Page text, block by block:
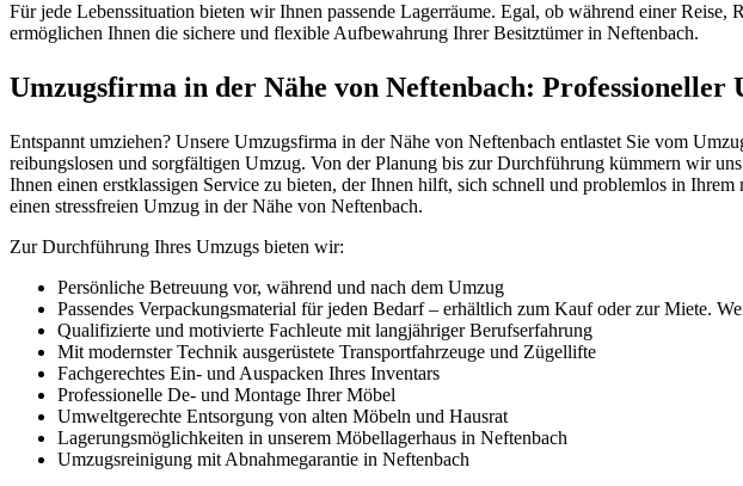
Für jede Lebenssituation bieten wir Ihnen passende Lagerräume. Egal, ob während einer
ermöglichen Ihnen die sichere und flexible Aufbewahrung Ihrer Besitztümer in Neftenbach.
Umzugsfirma in der Nähe von Neftenbach: Professioneller
Entspannt umziehen? Unsere Umzugsfirma in der Nähe von Neftenbach entlastet Sie vom
reibungslosen und sorgfältigen Umzug. Von der Planung bis zur Durchführung kümmern wir
Ihnen einen erstklassigen Service zu bieten, der Ihnen hilft, sich schnell und problemlos in
einen stressfreien Umzug in der Nähe von Neftenbach.
Zur Durchführung Ihres Umzugs bieten wir:
Persönliche Betreuung vor, während und nach dem Umzug
Passendes Verpackungsmaterial für jeden Bedarf – erhältlich zum Kauf oder zur Miete.
Qualifizierte und motivierte Fachleute mit langjähriger Berufserfahrung
Mit modernster Technik ausgerüstete Transportfahrzeuge und Zügellifte
Fachgerechtes Ein- und Auspacken Ihres Inventars
Professionelle De- und Montage Ihrer Möbel
Umweltgerechte Entsorgung von alten Möbeln und Hausrat
Lagerungsmöglichkeiten in unserem Möbellagerhaus in Neftenbach
Umzugsreinigung mit Abnahmegarantie in Neftenbach